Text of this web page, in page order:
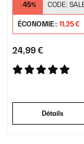
-45% CODE:
ÉCONOMIE : 11,25 €
24,99 €
Détails